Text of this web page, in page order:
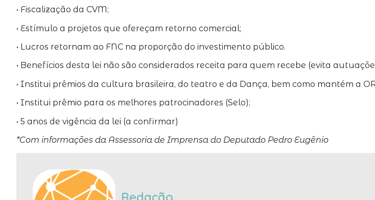
• Fiscalização da CVM;
• Estímulo a projetos que ofereçam retorno comercial;
• Lucros retornam ao FNC na proporção do investimento público.
• Benefícios desta lei não são considerados receita para quem recebe (evita
• Institui prêmios da cultura brasileira, do teatro e da Dança, bem como mantém a
• Institui prêmio para os melhores patrocinadores (Selo);
• 5 anos de vigência da lei (a confirmar)
*Com informações da Assessoria de Imprensa do Deputado Pedro Eugênio